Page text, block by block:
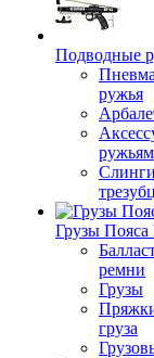
Подводные
ружья
ружьям
Грузы
ремни
Грузы
груза